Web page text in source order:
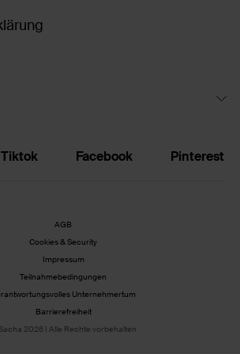
Tiktok Facebook Pinterest
AGB
Cookies & Security
Impressum
Teilnahmebedingungen
Unternehmertum
Barrierefreiheit
2026 | Alle Rechte vorbehalten